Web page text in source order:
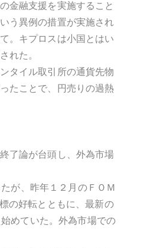
金融支援を実施すること
う異例の措置が実施され
。キプロスは小国とはい
れた。
タイル取引所の通貨先物
たことで、円売りの過熱
了論が台頭し、外為市場
が、昨年１２月のＦＯＭ
の好転とともに、最新の
めていた。外為市場での